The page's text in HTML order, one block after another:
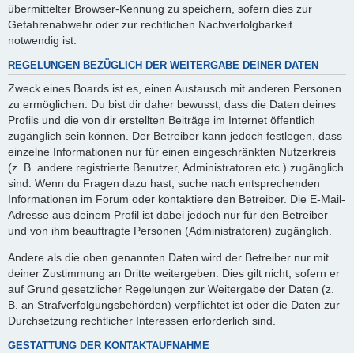
übermittelter Browser-Kennung zu speichern, sofern dies zur
Gefahrenabwehr oder zur rechtlichen Nachverfolgbarkeit
notwendig ist.
REGELUNGEN BEZÜGLICH DER WEITERGABE DEINER DATEN
Zweck eines Boards ist es, einen Austausch mit anderen Personen
zu ermöglichen. Du bist dir daher bewusst, dass die Daten deines
Profils und die von dir erstellten Beiträge im Internet öffentlich
zugänglich sein können. Der Betreiber kann jedoch festlegen, dass
einzelne Informationen nur für einen eingeschränkten Nutzerkreis
(z. B. andere registrierte Benutzer, Administratoren etc.) zugänglich
sind. Wenn du Fragen dazu hast, suche nach entsprechenden
Informationen im Forum oder kontaktiere den Betreiber. Die E-Mail-
Adresse aus deinem Profil ist dabei jedoch nur für den Betreiber
und von ihm beauftragte Personen (Administratoren) zugänglich.
Andere als die oben genannten Daten wird der Betreiber nur mit
deiner Zustimmung an Dritte weitergeben. Dies gilt nicht, sofern er
auf Grund gesetzlicher Regelungen zur Weitergabe der Daten (z.
B. an Strafverfolgungsbehörden) verpflichtet ist oder die Daten zur
Durchsetzung rechtlicher Interessen erforderlich sind.
GESTATTUNG DER KONTAKTAUFNAHME